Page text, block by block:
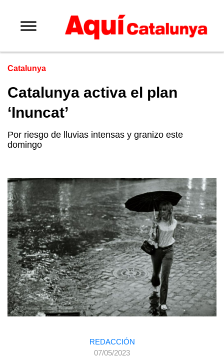
Catalunya
Catalunya activa el plan
‘Inuncat’
Por riesgo de lluvias intensas y granizo este
domingo
REDACCIÓN
07/05/2023